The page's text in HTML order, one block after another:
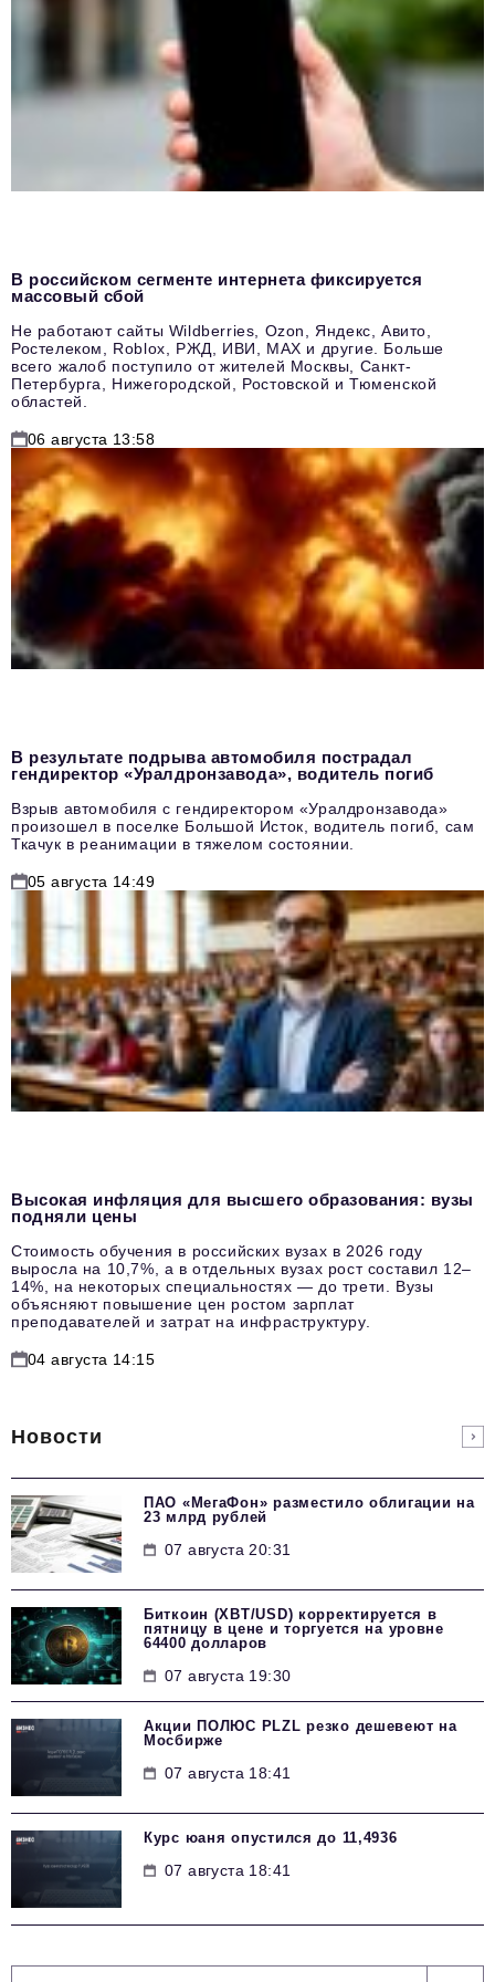
В российском сегменте интернета фиксируется
массовый сбой
Не работают сайты Wildberries, Ozon, Яндекс, Авито,
Ростелеком, Roblox, РЖД, ИВИ, MAX и другие. Больше
всего жалоб поступило от жителей Москвы, Санкт-
Петербурга, Нижегородской, Ростовской и Тюменской
областей.
06 августа 13:58
В результате подрыва автомобиля пострадал
гендиректор «Уралдронзавода», водитель погиб
Взрыв автомобиля с гендиректором «Уралдронзавода»
произошел в поселке Большой Исток, водитель погиб, сам
Ткачук в реанимации в тяжелом состоянии.
05 августа 14:49
Высокая инфляция для высшего образования: вузы
подняли цены
Стоимость обучения в российских вузах в 2026 году
выросла на 10,7%, а в отдельных вузах рост составил 12–
14%, на некоторых специальностях — до трети. Вузы
объясняют повышение цен ростом зарплат
преподавателей и затрат на инфраструктуру.
04 августа 14:15
Новости
ПАО «МегаФон» разместило облигации на
23 млрд рублей
07 августа 20:31
Биткоин (XBT/USD) корректируется в
пятницу в цене и торгуется на уровне
64400 долларов
07 августа 19:30
Акции ПОЛЮС PLZL резко дешевеют на
Мосбирже
07 августа 18:41
Курс юаня опустился до 11,4936
07 августа 18:41